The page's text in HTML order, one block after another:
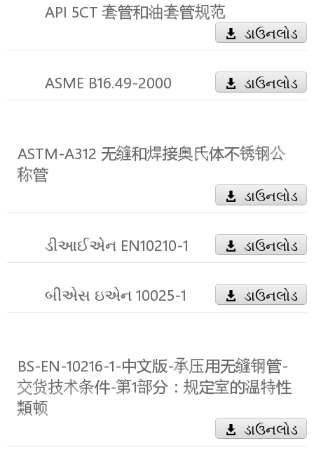
API 5CT 套管和油套管规范
ડાઉનલોડ
ASME B16.49-2000 ડાઉનલોડ
ASTM-A312 无缝和焊接奥氏体不锈钢公
称管
ડાઉનલોડ
ડીઆઈએન EN10210-1 ડાઉનલોડ
બીએસ ઇએન 10025-1 ડાઉનલોડ
BS-EN-10216-1-中文版-承压用无缝钢管-
交货技术条件-第1部分：规定室的温特性
類顿
ડાઉનલોડ